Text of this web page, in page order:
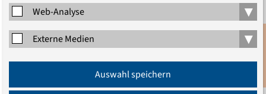
Anmeldung
Evangelische Akademie zu Berlin gGmbH
Charlottenstraße 53/54
E-Mail
Web-Analyse ▾
Externe Medien ▾
Auswahl speichern